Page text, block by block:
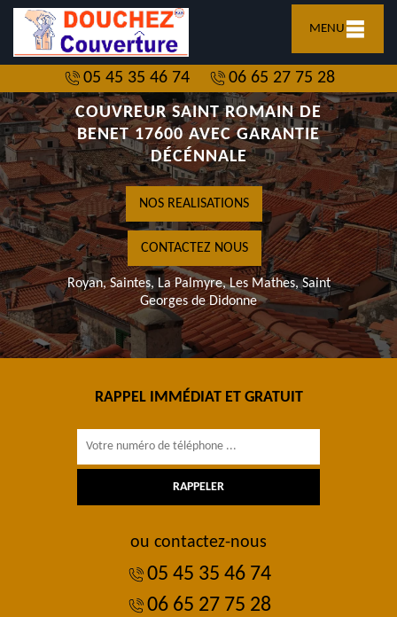
MENU
05 45 35 46 74
06 65 27 75 28
COUVREUR SAINT ROMAIN DE
BENET 17600 AVEC GARANTIE
DÉCÉNNALE
NOS REALISATIONS
CONTACTEZ NOUS
Royan, Saintes, La Palmyre, Les Mathes, Saint
Georges de Didonne
RAPPEL IMMÉDIAT ET GRATUIT
ou contactez-nous
05 45 35 46 74
06 65 27 75 28